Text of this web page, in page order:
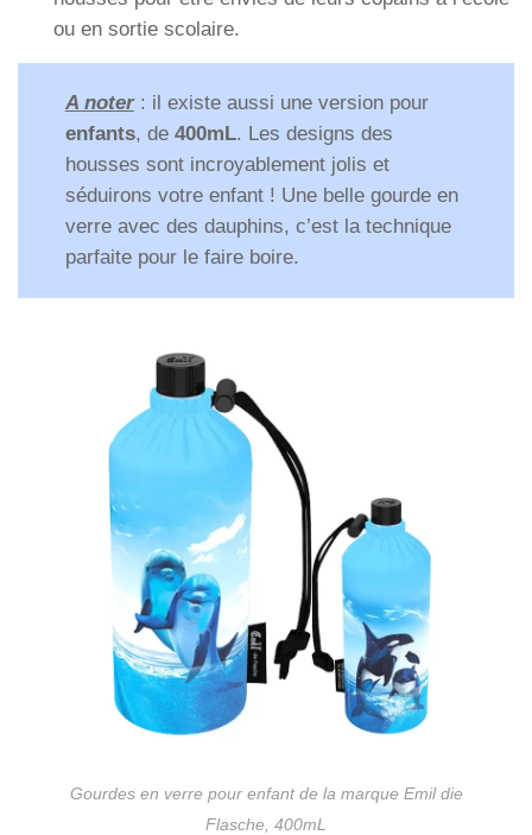
ou en sortie scolaire.
A noter: il existe aussi une version pour
enfants, de 400mL. Les designs des
housses sont incroyablement jolis et
séduirons votre enfant ! Une belle gourde en
verre avec des dauphins, c’est la technique
parfaite pour le faire boire.
Gourdes en verre pour enfant de la marque Emil die
Flasche, 400mL